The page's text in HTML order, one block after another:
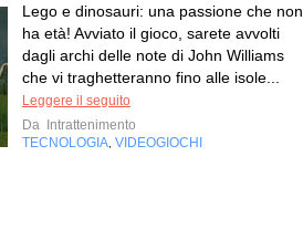
Lego e dinosauri: una passione che non
ha età! Avviato il gioco, sarete avvolti
dagli archi delle note di John Williams
che vi traghetteranno fino alle isole...
Leggere il seguito
Da
Intrattenimento
TECNOLOGIA VIDEOGIOCHI